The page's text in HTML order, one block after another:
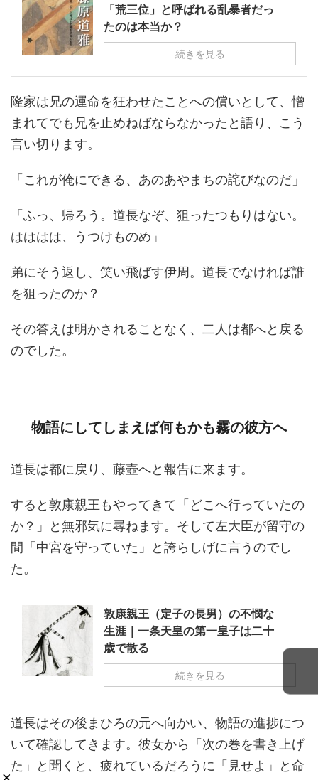
「荒三位」と呼ばれる乱暴者だっ
たのは本当か？
続きを見る
隆家は兄の運命を狂わせたことへの償いとして、憎
まれてでも兄を止めねばならなかったと語り、こう
言い切ります。
「これが俺にできる、あのあやまちの詫びなのだ」
「ふっ、帰ろう。道長なぞ、狙ったつもりはない。
はははは、うつけものめ」
弟にそう返し、笑い飛ばす伊周。道長でなければ誰
を狙ったのか？
その答えは明かされることなく、二人は都へと戻る
のでした。
物語にしてしまえば何もかも霧の彼方へ
道長は都に戻り、藤壺へと報告に来ます。
すると敦康親王もやってきて「どこへ行っていたの
か？」と無邪気に尋ねます。そして左大臣が留守の
間「中宮を守っていた」と誇らしげに言うのでし
た。
敦康親王（定子の長男）の不憫な
生涯｜一条天皇の第一皇子は二十
歳で散る
続きを見る
道長はその後まひろの元へ向かい、物語の進捗につ
いて確認してきます。彼女から「次の巻を書き上げ
た」と聞くと、疲れているだろうに「見せよ」と命